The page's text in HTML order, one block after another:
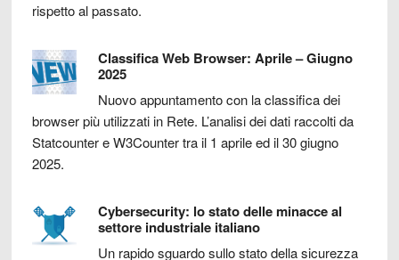
rispetto al passato.
Classifica Web Browser: Aprile – Giugno
2025
Nuovo appuntamento con la classifica dei
browser più utilizzati in Rete. L’analisi dei dati raccolti da
Statcounter e W3Counter tra il 1 aprile ed il 30 giugno
2025.
Cybersecurity: lo stato delle minacce al
settore industriale italiano
Un rapido sguardo sullo stato della sicurezza